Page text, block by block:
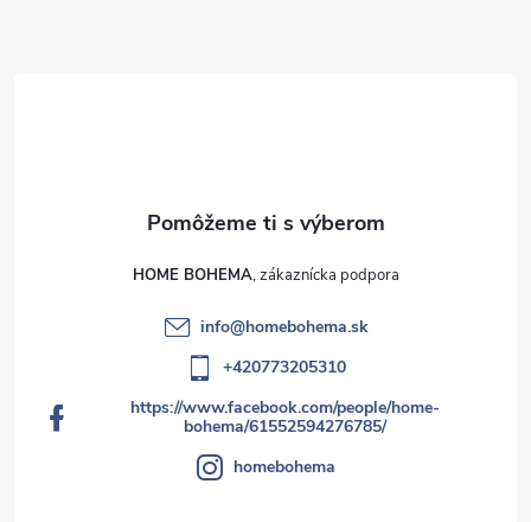
HOME BOHEMA
info@homebohema.sk
+420773205310
https://www.facebook.com/people/home-
bohema/61552594276785/
homebohema